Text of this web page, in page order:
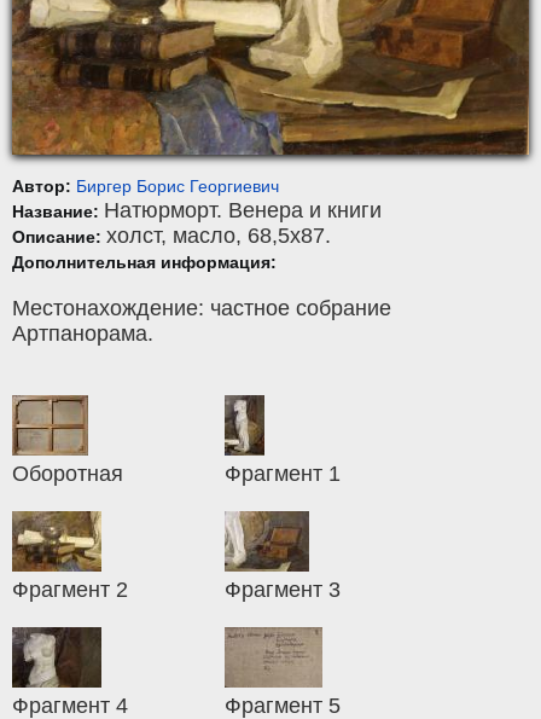
Автор: Биргер Борис Георгиевич
Название: Натюрморт. Венера и книги
Описание: холст, масло, 68,5x87.
Дополнительная информация:
Местонахождение: частное собрание
Артпанорама.
Оборотная Фрагмент 1
Фрагмент 2 Фрагмент 3
Фрагмент 4 Фрагмент 5